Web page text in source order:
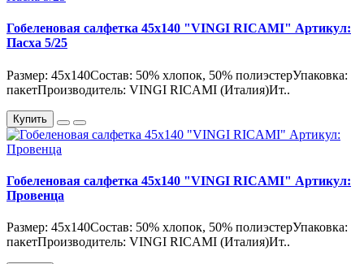
Гобеленовая салфетка 45х140 "VINGI RICAMI" Артикул:
Пасха 5/25
Размер: 45х140Состав: 50% хлопок, 50% полиэстерУпаковка:
пакетПроизводитель: VINGI RICAMI (Италия)Ит..
Купить
Гобеленовая салфетка 45х140 "VINGI RICAMI" Артикул:
Провенца
Размер: 45х140Состав: 50% хлопок, 50% полиэстерУпаковка:
пакетПроизводитель: VINGI RICAMI (Италия)Ит..